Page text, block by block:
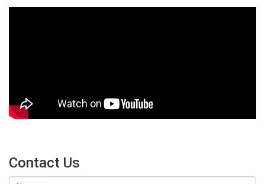
Contact Us